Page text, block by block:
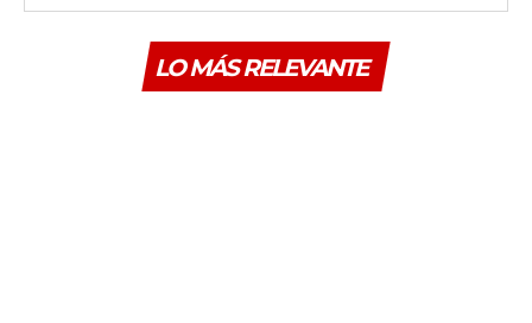
LO MÁS RELEVANTE